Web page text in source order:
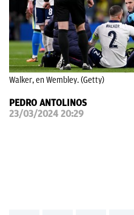
FEMENINO
PAPARAZZI
OKDIARIO
Walker, en Wembley. (Getty)
PEDRO ANTOLINOS
23/03/2024 20:29